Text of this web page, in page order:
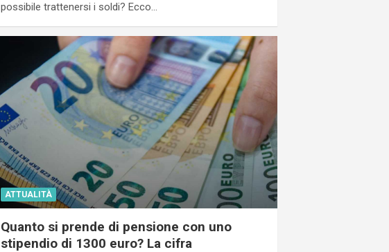
possibile trattenersi i soldi? Ecco…
ATTUALITÀ
Quanto si prende di pensione con uno
stipendio di 1300 euro? La cifra